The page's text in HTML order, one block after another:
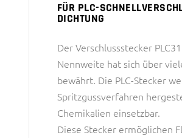
FÜR PLC-
DICHTUNG
Der Verschlussstecker
Nennweite hat sich über
bewährt. Die PLC-Stecker
Spritzgussverfahren
Chemikalien einsetzbar.
Diese Stecker ermöglichen